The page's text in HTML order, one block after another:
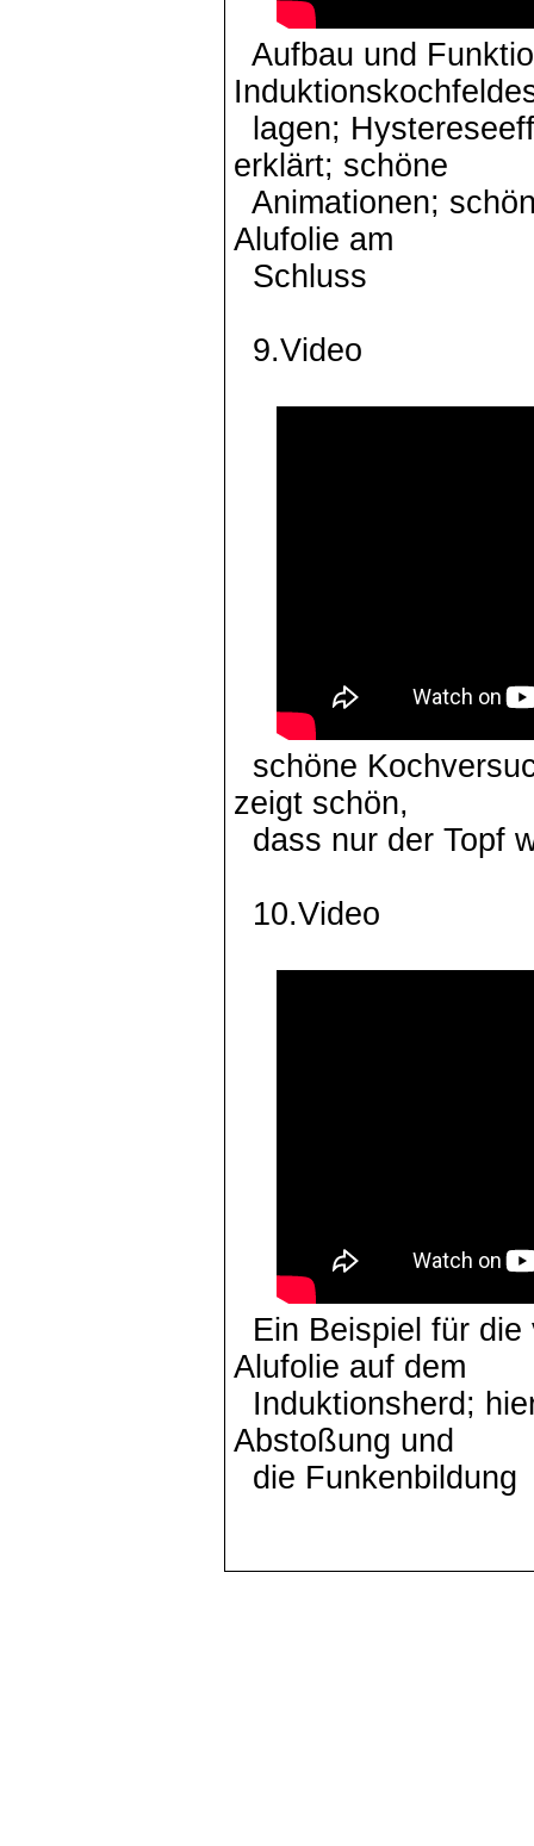
Aufbau und
lagen;
erklärt; schöne
Animationen;
Alufolie am
Schluss
9.Video
schöne
zeigt schön,
dass nur der Topf
10.Video
Ein Beispiel für
Alufolie auf dem
Induktionsherd;
Abstoßung und
die Funkenbildung